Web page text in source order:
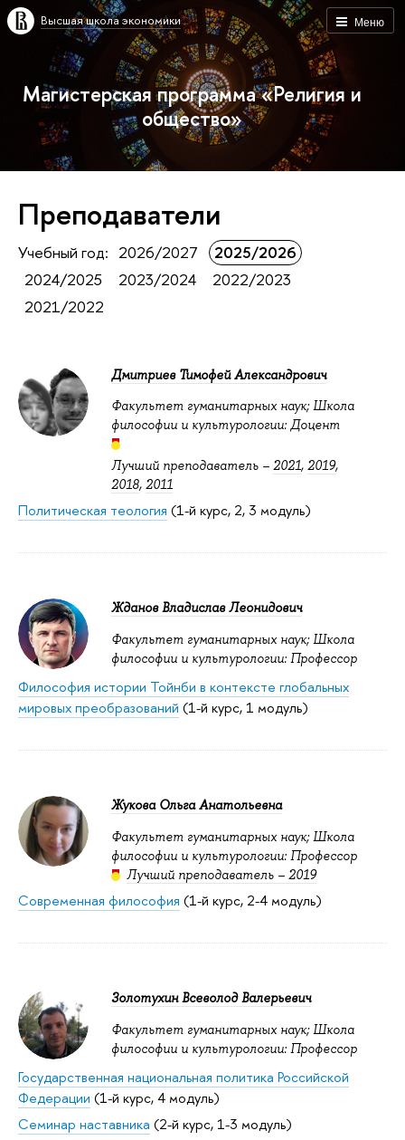
Меню
Высшая школа экономики
Магистерская программа «Религия и
общество»
Преподаватели
Учебный год: 2026/2027
2025/2026
2024/2025
2023/2024
2022/2023
2021/2022
Дмитриев Тимофей Александрович
Факультет гуманитарных наук; Школа
философии и культурологии: Доцент
Лучший преподаватель – 2021, 2019,
2018, 2011
Политическая теология (1-й курс, 2, 3 модуль)
Жданов Владислав Леонидович
Факультет гуманитарных наук; Школа
философии и культурологии: Профессор
Философия истории Тойнби в контексте глобальных
мировых преобразований (1-й курс, 1 модуль)
Жукова Ольга Анатольевна
Факультет гуманитарных наук; Школа
философии и культурологии: Профессор
Лучший преподаватель – 2019
Современная философия (1-й курс, 2-4 модуль)
Золотухин Всеволод Валерьевич
Факультет гуманитарных наук; Школа
философии и культурологии: Профессор
Государственная национальная политика Российской
Федерации (1-й курс, 4 модуль)
Семинар наставника (2-й курс, 1-3 модуль)